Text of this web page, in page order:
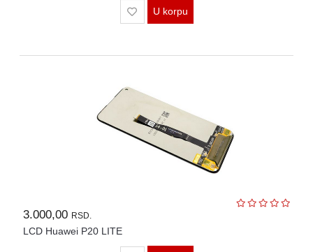
U korpu
3.000,00 RSD.
LCD Huawei P20 LITE